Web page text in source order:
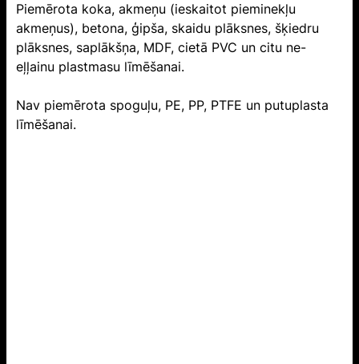
Piemērota koka, akmeņu (ieskaitot pieminekļu
akmeņus), betona, ģipša, skaidu plāksnes, šķiedru
plāksnes, saplākšņa, MDF, cietā PVC un citu ne-
eļļainu plastmasu līmēšanai.
Nav piemērota spoguļu, PE, PP, PTFE un putuplasta
līmēšanai.